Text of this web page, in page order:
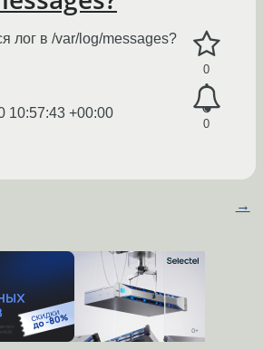
0
0
лог в /var/log/messages?
10:57:43 +00:00
→